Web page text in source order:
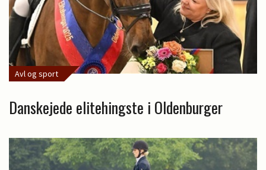
Avl og sport
Danskejede elitehingste i Oldenburger